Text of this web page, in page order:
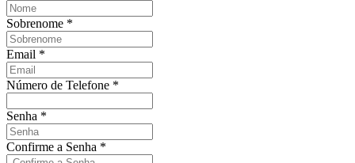
Sobrenome *
Email *
Número de Telefone *
Senha *
Confirme a Senha *